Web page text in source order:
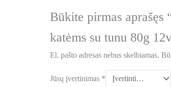
Būkite pirmas aprašęs
katėms su tunu 80g
El. pašto adresas nebus skelbiamas.
Jūsų įvertinimas *